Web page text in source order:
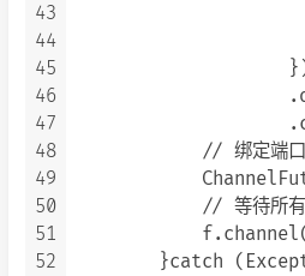
43
44
45
46
47
48
49
50
51
52
// 绑定端口
// 等待所有
}catch